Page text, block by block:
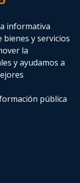
informativa
y servicios
la
y ayudamos a
pública